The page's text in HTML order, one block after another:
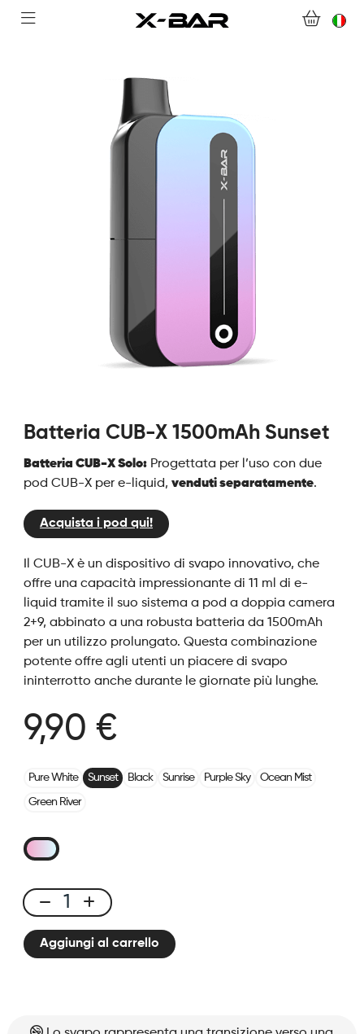
COLLECTIONS
DOMANDE FREQUENTI
Batteria CUB-X 1500mAh Sunset
Batteria CUB-X Solo:Progettata per l’uso con due
pod CUB-X per e-liquid, venduti separatamente.
Acquista i pod qui!
Il CUB-X è un dispositivo di svapo innovativo, che
offre una capacità impressionante di 11 ml di e-
liquid tramite il suo sistema a pod a doppia camera
2+9, abbinato a una robusta batteria da 1500mAh
per un utilizzo prolungato. Questa combinazione
potente offre agli utenti un piacere di svapo
ininterrotto anche durante le giornate più lunghe.
9,90 €
Pure White Sunset Black Sunrise Purple Sky Ocean Mist
Green River
Batteria
CUB-
X
Aggiungi al carrello